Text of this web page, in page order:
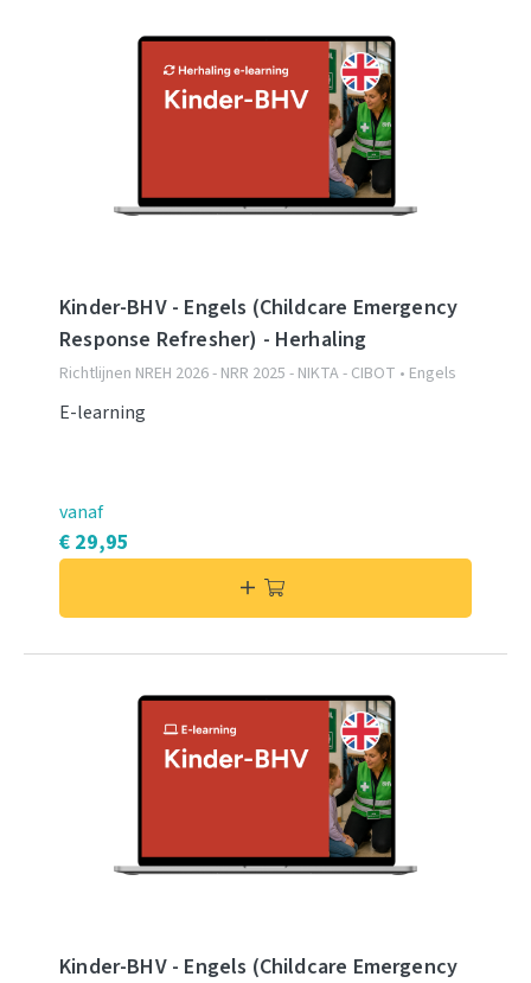
Kinder-BHV - Engels (Childcare Emergency
Response Refresher) - Herhaling
Richtlijnen NREH 2026 - NRR 2025 - NIKTA - CIBOT • Engels
E-learning
vanaf
€ 29,95
Kinder-BHV - Engels (Childcare Emergency